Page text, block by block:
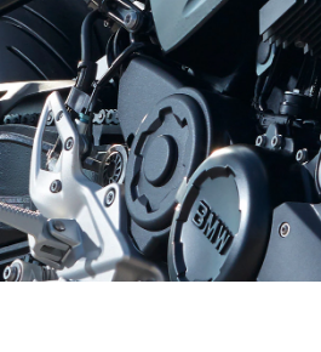
qui abrite le mécanisme
à huile aspire l'huile moteur
et la refoule dans la boîte de
gicleurs d’huile. L'huile
vitesses par les orifices
de vilebrequin passe avec
culasse via le carter de
du carter de vilebrequin
bielle d'équilibrage. Cet